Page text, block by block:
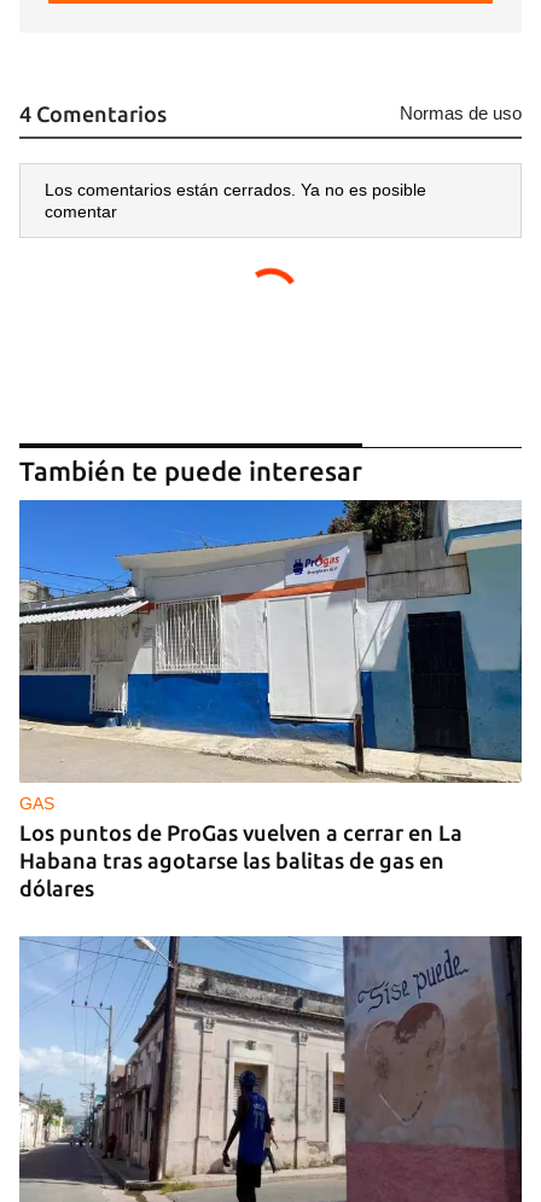
4 Comentarios Normas de uso
Los comentarios están cerrados. Ya no es posible
comentar
También te puede interesar
GAS
Los puntos de ProGas vuelven a cerrar en La
Habana tras agotarse las balitas de gas en
dólares